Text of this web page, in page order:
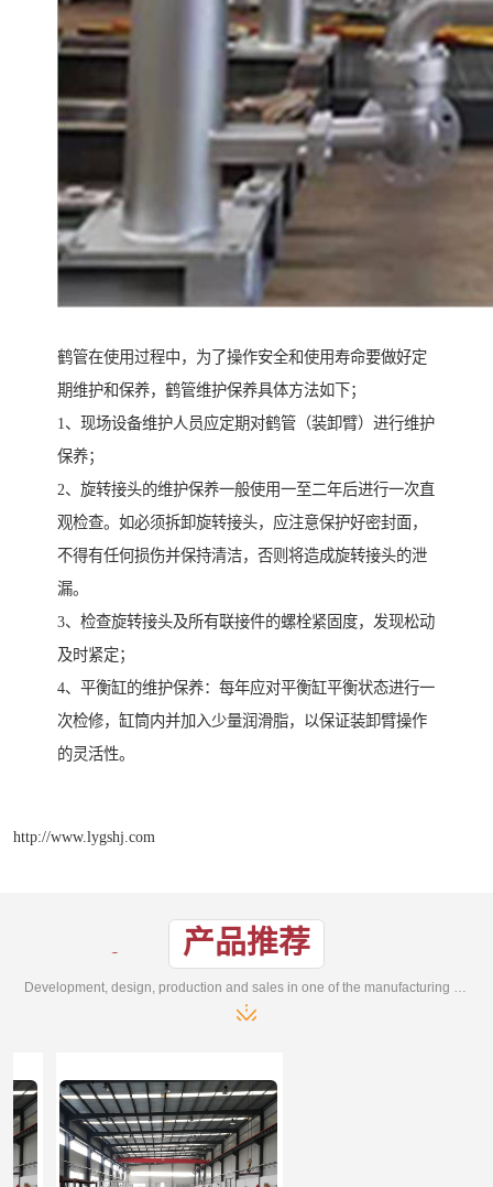
鹤管在使用过程中，为了操作安全和使用寿命要做好定
期维护和保养，鹤管维护保养具体方法如下；
1、现场设备维护人员应定期对鹤管（装卸臂）进行维护
保养；
2、旋转接头的维护保养一般使用一至二年后进行一次直
观检查。如必须拆卸旋转接头，应注意保护好密封面，
不得有任何损伤并保持清洁，否则将造成旋转接头的泄
漏。
3、检查旋转接头及所有联接件的螺栓紧固度，发现松动
及时紧定；
4、平衡缸的维护保养：每年应对平衡缸平衡状态进行一
次检修，缸筒内并加入少量润滑脂，以保证装卸臂操作
的灵活性。
http://www.lygshj.com
产品推荐